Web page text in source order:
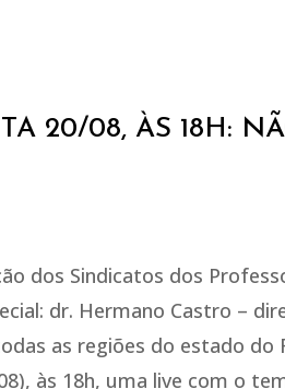
20/08, ÀS 18H:
dos Sindicatos dos
dr. Hermano Castro –
as regiões do estado do
às 18h, uma live com o